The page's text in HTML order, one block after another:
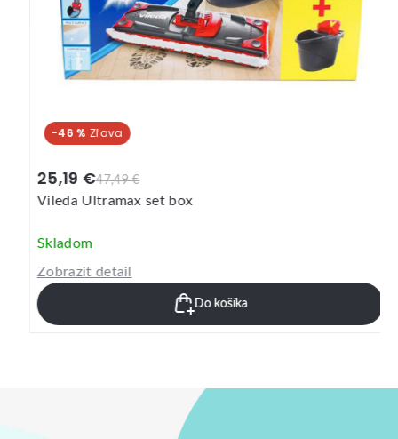
-46 %
47,49 €
25,19 €
Vileda Ultramax set box
Skladom
Zobrazit detail
Do košíka